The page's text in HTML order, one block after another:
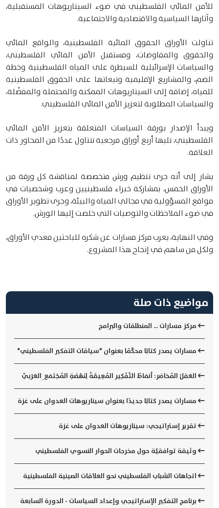
للأمن المائي الفلسطيني في ضوء السيناريوهات المستقبلية،
وآثارها السياسية والاقتصادية والاجتماعية.
تناولت الأوراق الحقوق المائية الفلسطينية، والواقع المائي
والحقوق والمفاوضات، ومستقبل الأمن المائي الفلسطيني،
والسياسات الإسرائيلية للسيطرة على المياه الفلسطينية وخطة
الضم، والمشاريع الإقليمية وتبعاتها على الحقوق الفلسطينية
للمياه، إضافة إلى السيناريوهات الممكنة والمحتملة والمفضّلة،
والسياسات المطلوبة لتعزيز الأمن المائي الفلسطيني.
ويبدأ الإصدار بورقة السياسات المتعلقة بتعزيز الأمن المائي
الفلسطيني، تليها أربع أوراق مرجعية تتناول عددًا من المحاور ذات
العلاقة.
يشار إلى أنه جرى تنظيم ورش متخصصة لمناقشة كل ورقة من
الأوراق الخمس، بمشاركة خبراء فلسطينيين وعرب وشخصيات في
مواقع المسؤولية في مجالي المياه والبيئة، وجرى تطوير الأوراق
في ضوء الملاحظات والتوصيات التي خلصت إليها الورش.
وفي النهاية، يعرب مركز مسارات عن شكره للباحثين معدي الأوراق،
ولكل من ساهم في إنجاح هذا المشروع.
مواضيع ذات صلة
مركز مسارات ... المنطلقات والبرامج
مسارات يصدر كتابًا محكّمًا بعنوان "سياقات التفكير الفلسطيني"
العَقلُ المُحَاصَر: أَنمَاطُ التَّفْكِيرِ المُعِيقَةُ لِنَهْضَةِ المُجْتَمَعِ العَرَبيّ
مسارات يصدر كتابًا جديدًا بعنوان سيناريوهات العدوان على غزة
تقرير إستراتيجي: سيناريوهات العدوان على غزة
وثيقة توافقيّة حول مخرجات الحوار النسوي الفلسطيني
اتجاهات الشباب الفلسطيني نحو العلاقات الصينية الفلسطينية
برنامج التفكير الإستراتيجي وإعداد السياسات - الدورة السابعة